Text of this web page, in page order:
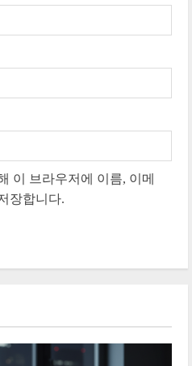
이 브라우저에 이름, 이메
장합니다.